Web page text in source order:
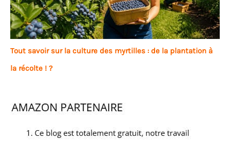
Tout savoir sur la culture des myrtilles : de la plantation à
la récolte ! ?